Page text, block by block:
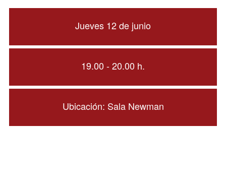
Jueves 12 de junio
19.00 - 20.00 h.
Ubicación: Sala Newman